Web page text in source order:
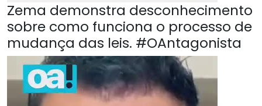
Zema demonstra desconhecimento
sobre como funciona o processo de
mudança das leis. #OAntagonista